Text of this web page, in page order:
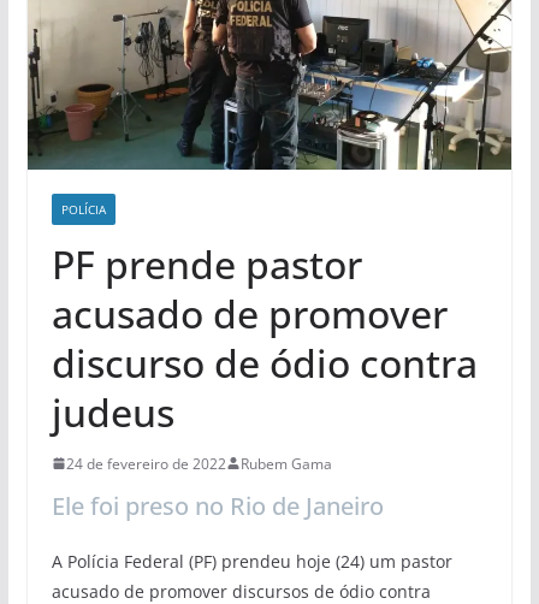
POLÍCIA
PF prende pastor
acusado de promover
discurso de ódio contra
judeus
24 de fevereiro de 2022 Rubem Gama
Ele foi preso no Rio de Janeiro
A Polícia Federal (PF) prendeu hoje (24) um pastor
acusado de promover discursos de ódio contra